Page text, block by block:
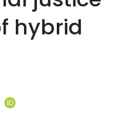
hybrid